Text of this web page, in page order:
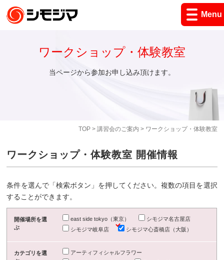
Menu
TOP> 講習会のご案内 > ワークショップ・体験教室
ワークショップ・体験教室
当ページから参加お申し込み頂けます。
ワークショップ・体験教室 開催情報
条件を選んで「検索ボタン」を押してください。複数の項目を選択
することができます。
開催場所を選
ぶ
east side tokyo（東京）
シモジマ名古屋店
シモジマ岐阜店
シモジマ心斎橋店（大阪）
カテゴリを選
アーティフィシャルフラワー